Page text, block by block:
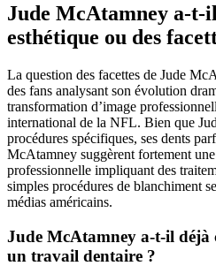
Jude McAtamney a-t-
esthétique ou des
La question des facettes de Jude
des fans analysant son évolution
transformation d’image
international de la NFL. Bien que
procédures spécifiques, ses dents
McAtamney suggèrent fortement
professionnelle impliquant des
simples procédures de blanchiment
médias américains.
Jude McAtamney a-t-il déjà
un travail dentaire ?